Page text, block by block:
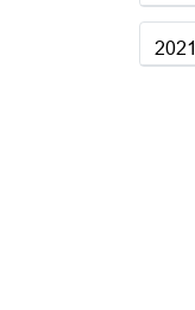
2021